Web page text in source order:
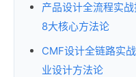
产品设计全流程实
8大核心方法论
CMF设计全链路实
业设计方法论